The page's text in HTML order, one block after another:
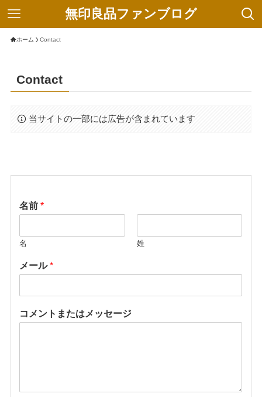
無印良品ファンブログ
ホーム Contact
Contact
当サイトの一部には広告が含まれています
名前*
名 姓
メール*
コメントまたはメッセージ